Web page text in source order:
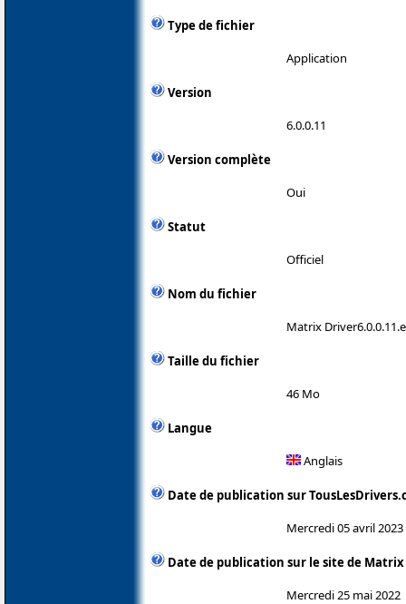
Type de fichier
Application
Version
6.0.0.11
Version complète
Oui
Statut
Officiel
Nom du fichier
Matrix
Taille du fichier
46 Mo
Langue
Anglais
Date de publication sur
Mercredi 05 avril 2023
Date de publication sur le site de Matrix
Mercredi 25 mai 2022